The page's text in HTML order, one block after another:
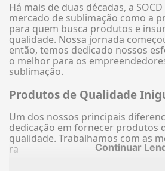
Há mais de duas décadas, a
mercado de sublimação como a
para quem busca produtos e
qualidade. Nossa jornada
então, temos dedicado nossos
o melhor para os
sublimação.
Produtos de Qualidade
Um dos nossos principais
dedicação em fornecer produtos
qualidade. Trabalhamos com as
ra
Continuar